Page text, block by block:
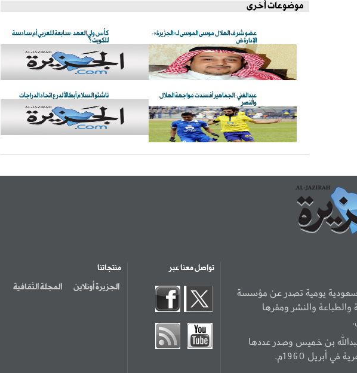
موضوعات أخرى
كأس ولي العهد: سابعة للعربي أم سادسة
للكويت؟
عضو شرف الهلال موسى الموسى لـ«الجزيرة»:
الإدارة ض
ناشئو السلام أبطالاً لدرع اتحاد الدراجات
عبدالغني: الجماهير أفسدت مواجهة الهلال
والنصر
سعودية يومية تصدر عن مؤسسة
والطباعة والنشر ومقرها
بن خميس وصدر عددها
أبريل 1960م.
تواصل معنا عبر منتجاتنا
الجزيرة أونلاين المجلة الثقافية